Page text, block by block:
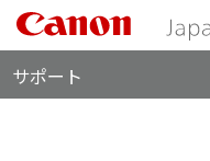
サポート